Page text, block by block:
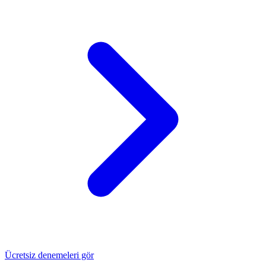
Ücretsiz denemeleri gör